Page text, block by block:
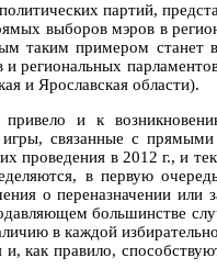
партий,
выборов мэров в
таким примером станет
региональных
и Ярославская области).
и к
связанные с
проведения в 2012 г., и
в первую
о переназначении или
большинстве
в каждой
как правило,